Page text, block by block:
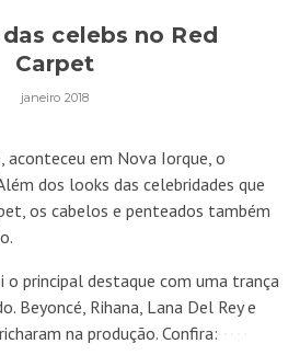
celebs no Red
Carpet
janeiro 2018
em Nova Iorque, o
dos looks das celebridades que
os cabelos e penteados também
o principal destaque com uma trança
Beyoncé, Rihana, Lana Del Rey e
na produção. Confira: